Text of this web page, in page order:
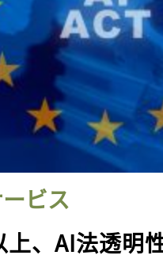
ビス
上、AI法透明